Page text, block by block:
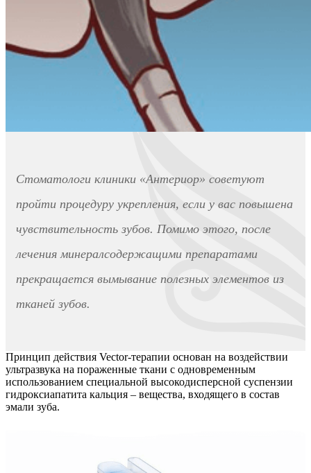
Стоматологи клиники «Антериор» советуют
пройти процедуру укрепления, если у вас повышена
чувствительность зубов. Помимо этого, после
лечения минералсодержащими препаратами
прекращается вымывание полезных элементов из
тканей зубов.
Принцип действия Vector-терапии основан на воздействии
ультразвука на пораженные ткани с одновременным
использованием специальной высокодисперсной суспензии
гидроксиапатита кальция – вещества, входящего в состав
эмали зуба.